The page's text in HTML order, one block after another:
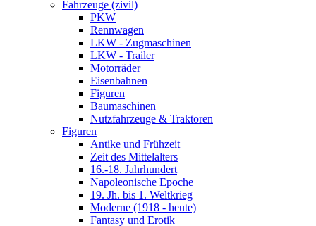
Fahrzeuge (zivil)
PKW
Rennwagen
LKW - Zugmaschinen
LKW - Trailer
Motorräder
Eisenbahnen
Figuren
Baumaschinen
Nutzfahrzeuge & Traktoren
Figuren
Antike und Frühzeit
Zeit des Mittelalters
16.-18. Jahrhundert
Napoleonische Epoche
19. Jh. bis 1. Weltkrieg
Moderne (1918 - heute)
Fantasy und Erotik